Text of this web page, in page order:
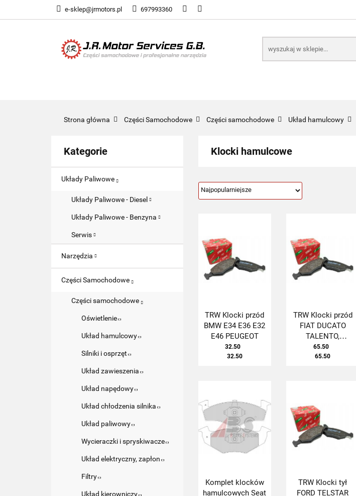
e-sklep@jrmotors.pl 697993360
UKŁADY PALIWOWE
KOMPONENTY ELEKTRONICZNE B2B
Strona główna Części Samochodowe Części samochodowe Układ hamulcowy
Kategorie
Układy Paliwowe
Układy Paliwowe - Diesel
Układy Paliwowe - Benzyna
Serwis
Narzędzia
Części Samochodowe
Części samochodowe
Oświetlenie
Układ hamulcowy
Silniki i osprzęt
Układ zawieszenia
Układ napędowy
Układ chłodzenia silnika
Układ paliwowy
Wycieraczki i spryskiwacze
Układ elektryczny, zapłon
Filtry
Układ kierowniczy
Klocki hamulcowe
TRW Klocki przód
BMW E34 E36 E32
E46 PEUGEOT
32.50
32.50
TRW Klocki przód
FIAT DUCATO
TALENTO,
PEUGEOT J5
65.50
65.50
Komplet klocków
hamulcowych Seat
TRW Klocki tył
FORD TELSTAR